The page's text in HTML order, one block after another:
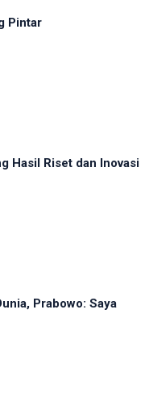
Pintar
Hasil Riset dan Inovasi
Prabowo: Saya